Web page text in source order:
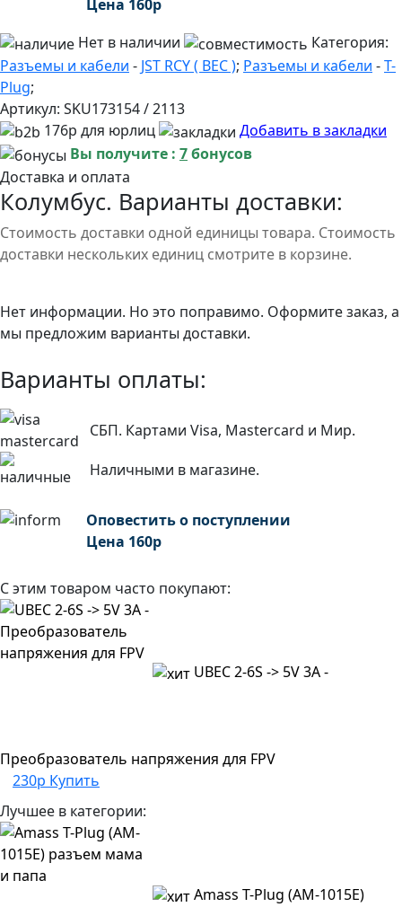
Цена 160р
Нет в наличии
Категория:
Разъемы и кабели - JST RCY ( BEC ); Разъемы и кабели -T-
Plug;
Артикул: SKU173154 / 2113
176р для юрлиц
Добавить в закладки
Вы получите : 7бонусов
Доставка и оплата
Колумбус. Варианты доставки:
Стоимость доставки одной единицы товара. Стоимость
доставки нескольких единиц смотрите в корзине.
Нет информации. Но это поправимо. Оформите заказ, а
мы предложим варианты доставки.
Варианты оплаты:
СБП. Картами Visa, Mastercard и Мир.
Наличными в магазине.
Оповестить о поступлении
Цена 160р
С этим товаром часто покупают:
UBEC 2-6S -> 5V 3A -
Преобразователь напряжения для FPV
230р Купить
Лучшее в категории:
Amass T-Plug (AM-1015E)